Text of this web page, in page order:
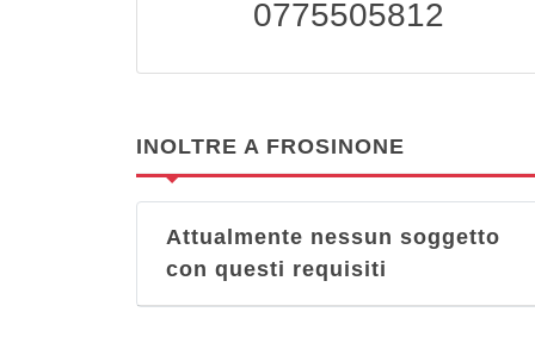
0775505812
INOLTRE A FROSINONE
Attualmente nessun soggetto
con questi requisiti